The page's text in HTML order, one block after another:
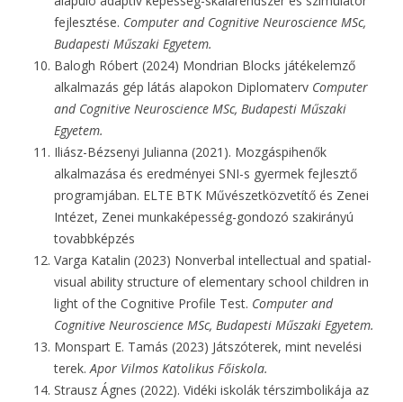
fejlesztése. Computer and Cognitive Neuroscience MSc,
Budapesti Műszaki Egyetem.
Balogh Róbert (2024) Mondrian Blocks játékelemző
alkalmazás gép látás alapokon Diplomaterv Computer
and Cognitive Neuroscience MSc, Budapesti Műszaki
Egyetem.
Iliász-Bézsenyi Julianna (2021). Mozgáspihenők
alkalmazása és eredményei SNI-s gyermek fejlesztő
programjában. ELTE BTK Művészetközvetítő és Zenei
Intézet, Zenei munkaképesség-gondozó szakirányú
tovabbképzés
Varga Katalin (2023) Nonverbal intellectual and spatial-
visual ability structure of elementary school children in
light of the Cognitive Profile Test. Computer and
Cognitive Neuroscience MSc, Budapesti Műszaki Egyetem.
Monspart E. Tamás (2023) Játszóterek, mint nevelési
terek.Apor Vilmos Katolikus Főiskola.
Strausz Ágnes (2022). Vidéki iskolák térszimbolikája az